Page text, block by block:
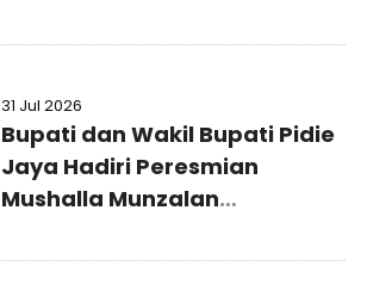
Praperadilan
31 Jul 2026
Bupati dan Wakil Bupati Pidie
Jaya Hadiri Peresmian
Mushalla Munzalan
Pidie Jaya